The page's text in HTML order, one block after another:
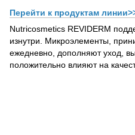
Перейти к продуктам
Nutricosmetics REVIDERM
изнутри.
Микроэлементы
ежедневно дополняют уход ,
положительно влияют на